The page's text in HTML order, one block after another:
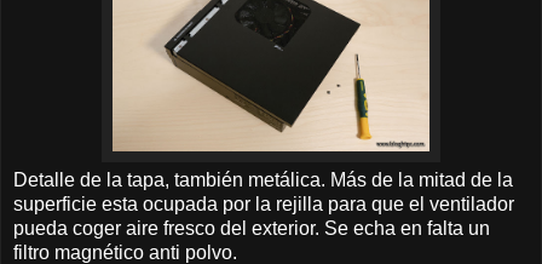
Detalle de la tapa, también metálica. Más de la mitad de la
superficie esta ocupada por la rejilla para que el ventilador
pueda coger aire fresco del exterior. Se echa en falta un
filtro magnético anti polvo.